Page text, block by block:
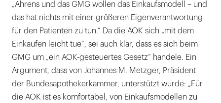
„Ahrens und das GMG wollen das Einkaufsmodell – und
das hat nichts mit einer größeren Eigenverantwortung
für den Patienten zu tun.“ Da die AOK sich „mit dem
Einkaufen leicht tue“, sei auch klar, dass es sich beim
GMG um „ein AOK-gesteuertes Gesetz“ handele. Ein
Argument, dass von Johannes M. Metzger, Präsident
der Bundesapothekerkammer, unterstützt wurde: „Für
die AOK ist es komfortabel, von Einkaufsmodellen zu